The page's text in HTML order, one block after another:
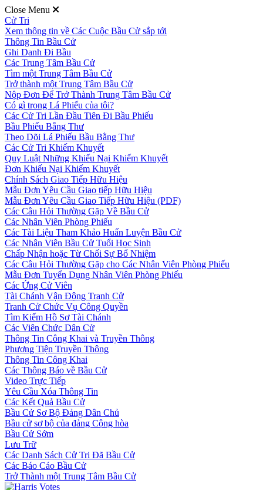
Close Menu
Cử Tri
Xem thông tin về Các Cuộc Bầu Cử sắp tới
Thông Tin Bầu Cử
Ghi Danh Đi Bầu
Các Trung Tâm Bầu Cử
Tìm một Trung Tâm Bầu Cử
Trở thành một Trung Tâm Bầu Cử
Nộp Đơn Để Trở Thành Trung Tâm Bầu Cử
Có gì trong Lá Phiếu của tôi?
Các Cử Tri Lần Đầu Tiên Đi Bầu Phiếu
Bầu Phiếu Bằng Thư
Theo Dõi Lá Phiếu Bầu Bằng Thư
Các Cử Tri Khiếm Khuyết
Quy Luật Những Khiếu Nại Khiếm Khuyết
Đơn Khiếu Nại Khiếm Khuyết
Chính Sách Giao Tiếp Hữu Hiệu
Mẫu Đơn Yêu Cầu Giao tiếp Hữu Hiệu
Mẫu Đơn Yêu Cầu Giao Tiếp Hữu Hiệu (PDF)
Các Câu Hỏi Thường Gặp Về Bầu Cử
Các Nhân Viên Phòng Phiếu
Các Tài Liệu Tham Khảo Huấn Luyện Bầu Cử
Các Nhân Viên Bầu Cử Tuổi Học Sinh
Chấp Nhận hoặc Từ Chối Sự Bổ Nhiệm
Các Câu Hỏi Thường Gặp cho Các Nhân Viên Phòng Phiếu
Mẫu Đơn Tuyển Dụng Nhân Viên Phòng Phiếu
Các Ứng Cử Viên
Tài Chánh Vận Động Tranh Cử
Tranh Cử Chức Vụ Công Quyền
Tìm Kiếm Hồ Sơ Tài Chánh
Các Viên Chức Dân Cử
Thông Tin Công Khai và Truyền Thông
Phương Tiện Truyền Thông
Thông Tin Công Khai
Các Thông Báo về Bầu Cử
Video Trực Tiếp
Yêu Cầu Xóa Thông Tin
Các Kết Quả Bầu Cử
Bầu Cử Sơ Bộ Đảng Dân Chủ
Bầu cử sơ bộ của đảng Cộng hòa
Bầu Cử Sớm
Lưu Trữ
Các Danh Sách Cử Tri Đã Bầu Cử
Các Báo Cáo Bầu Cử
Trở Thành một Trung Tâm Bầu Cử